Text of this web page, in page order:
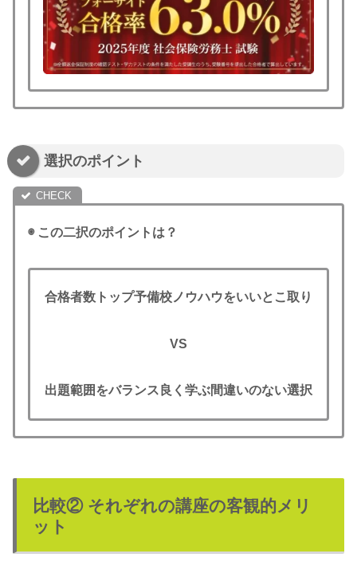
選択のポイント
◉ この二択のポイントは？
合格者数トップ予備校ノウハウをいいとこ取り
VS
出題範囲をバランス良く学ぶ間違いのない選択
比較② それぞれの講座の客観的メリ
ット